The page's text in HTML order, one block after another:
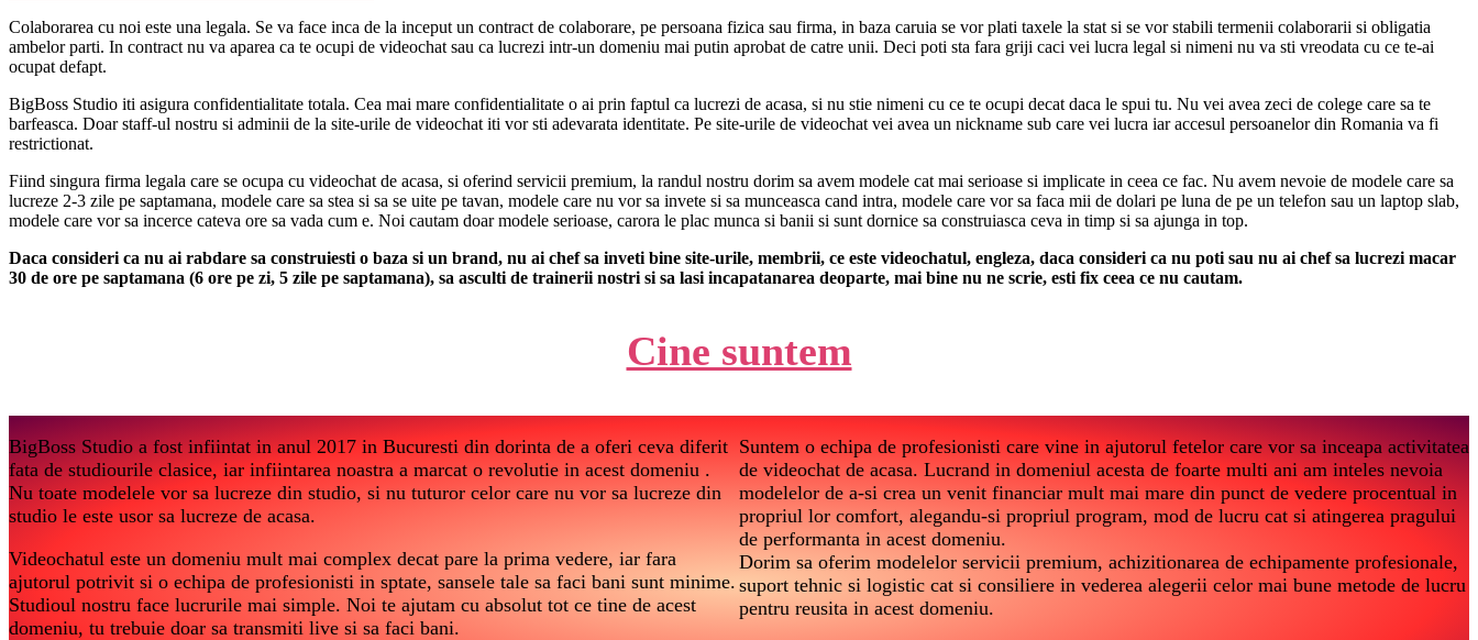
Colaborarea cu noi este una legala. Se va face inca de la inceput un contract de colaborare, pe persoana fizica sau firma, in baza caruia se vor plati taxele la stat si se vor stabili termenii colaborarii si obligatia
ambelor parti. In contract nu va aparea ca te ocupi de videochat sau ca lucrezi intr-un domeniu mai putin aprobat de catre unii. Deci poti sta fara griji caci vei lucra legal si nimeni nu va sti vreodata cu ce te-ai
ocupat defapt.
BigBoss Studio iti asigura confidentialitate totala. Cea mai mare confidentialitate o ai prin faptul ca lucrezi de acasa, si nu stie nimeni cu ce te ocupi decat daca le spui tu. Nu vei avea zeci de colege care sa te
barfeasca. Doar staff-ul nostru si adminii de la site-urile de videochat iti vor sti adevarata identitate. Pe site-urile de videochat vei avea un nickname sub care vei lucra iar accesul persoanelor din Romania va fi
restrictionat.
Fiind singura firma legala care se ocupa cu videochat de acasa, si oferind servicii premium, la randul nostru dorim sa avem modele cat mai serioase si implicate in ceea ce fac. Nu avem nevoie de modele care sa
lucreze 2-3 zile pe saptamana, modele care sa stea si sa se uite pe tavan, modele care nu vor sa invete si sa munceasca cand intra, modele care vor sa faca mii de dolari pe luna de pe un telefon sau un laptop slab,
modele care vor sa incerce cateva ore sa vada cum e. Noi cautam doar modele serioase, carora le plac munca si banii si sunt dornice sa construiasca ceva in timp si sa ajunga in top.
Daca consideri ca nu ai rabdare sa construiesti o baza si un brand, nu ai chef sa inveti bine site-urile, membrii, ce este videochatul, engleza, daca consideri ca nu poti sau nu ai chef sa lucrezi macar
30 de ore pe saptamana (6 ore pe zi, 5 zile pe saptamana), sa asculti de trainerii nostri si sa lasi incapatanarea deoparte, mai bine nu ne scrie, esti fix ceea ce nu cautam.
Cine suntem
BigBoss Studio a fost infiintat in anul 2017 in Bucuresti din dorinta de a oferi ceva diferit
fata de studiourile clasice, iar infiintarea noastra a marcat o revolutie in acest domeniu .
Nu toate modelele vor sa lucreze din studio, si nu tuturor celor care nu vor sa lucreze din
studio le este usor sa lucreze de acasa.
Videochatul este un domeniu mult mai complex decat pare la prima vedere, iar fara
ajutorul potrivit si o echipa de profesionisti in sptate, sansele tale sa faci bani sunt minime.
Studioul nostru face lucrurile mai simple. Noi te ajutam cu absolut tot ce tine de acest
domeniu, tu trebuie doar sa transmiti live si sa faci bani.
Suntem o echipa de profesionisti care vine in ajutorul fetelor care vor sa inceapa activitatea
de videochat de acasa. Lucrand in domeniul acesta de foarte multi ani am inteles nevoia
modelelor de a-si crea un venit financiar mult mai mare din punct de vedere procentual in
propriul lor comfort, alegandu-si propriul program, mod de lucru cat si atingerea pragului
de performanta in acest domeniu.
Dorim sa oferim modelelor servicii premium, achizitionarea de echipamente profesionale,
suport tehnic si logistic cat si consiliere in vederea alegerii celor mai bune metode de lucru
pentru reusita in acest domeniu.